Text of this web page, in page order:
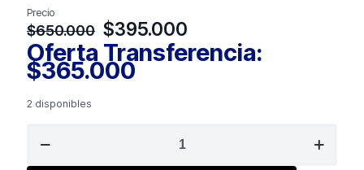
Precio
$650.000 El
precio
original
era:
$395.000
precio
actual
Oferta Transferencia:
$365.000
2 disponibles
Banco